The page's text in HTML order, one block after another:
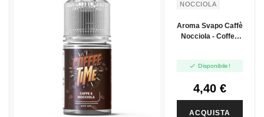
NOCCIOLA
Aroma Svapo Caffè
Nocciola - Coffee
 Disponibile!
4,40 €
ACQUISTA